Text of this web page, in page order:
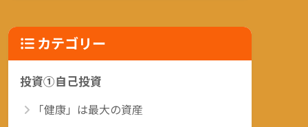
カテゴリー
投資①自己投資
「健康」は最大の資産